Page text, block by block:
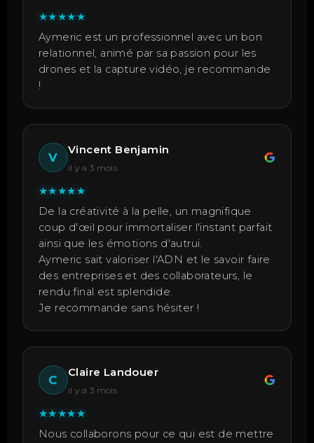
★★★★★
Aymeric est un professionnel avec un bon
relationnel, animé par sa passion pour les
drones et la capture vidéo, je recommande
!
V
Vincent Benjamin
il y a 3 mois
★★★★★
De la créativité à la pelle, un magnifique
coup d'œil pour immortaliser l'instant parfait
ainsi que les émotions d'autrui.
Aymeric sait valoriser l'ADN et le savoir faire
des entreprises et des collaborateurs, le
rendu final est splendide.
Je recommande sans hésiter !
C
Claire Landouer
il y a 3 mois
★★★★★
Nous collaborons pour ce qui est de mettre